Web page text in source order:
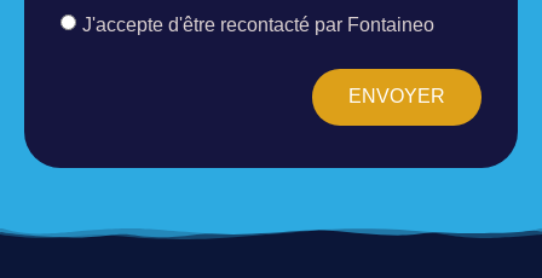
J'accepte d'être recontacté par Fontaineo
ENVOYER